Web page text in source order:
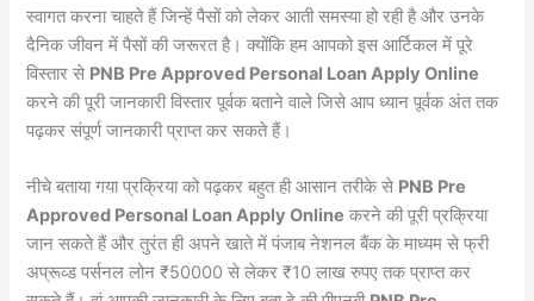
स्वागत करना चाहते हैं जिन्हें पैसों को लेकर आती समस्या हो रही है और उनके
दैनिक जीवन में पैसों की जरूरत है। क्योंकि हम आपको इस आर्टिकल में पूरे
विस्तार से PNB Pre Approved Personal Loan Apply Online
करने की पूरी जानकारी विस्तार पूर्वक बताने वाले जिसे आप ध्यान पूर्वक अंत तक
पढ़कर संपूर्ण जानकारी प्राप्त कर सकते हैं।
नीचे बताया गया प्रक्रिया को पढ़कर बहुत ही आसान तरीके से PNB Pre
Approved Personal Loan Apply Online करने की पूरी प्रक्रिया
जान सकते हैं और तुरंत ही अपने खाते में पंजाब नेशनल बैंक के माध्यम से फ्री
अप्रूव्ड पर्सनल लोन ₹50000 से लेकर ₹10 लाख रुपए तक प्राप्त कर